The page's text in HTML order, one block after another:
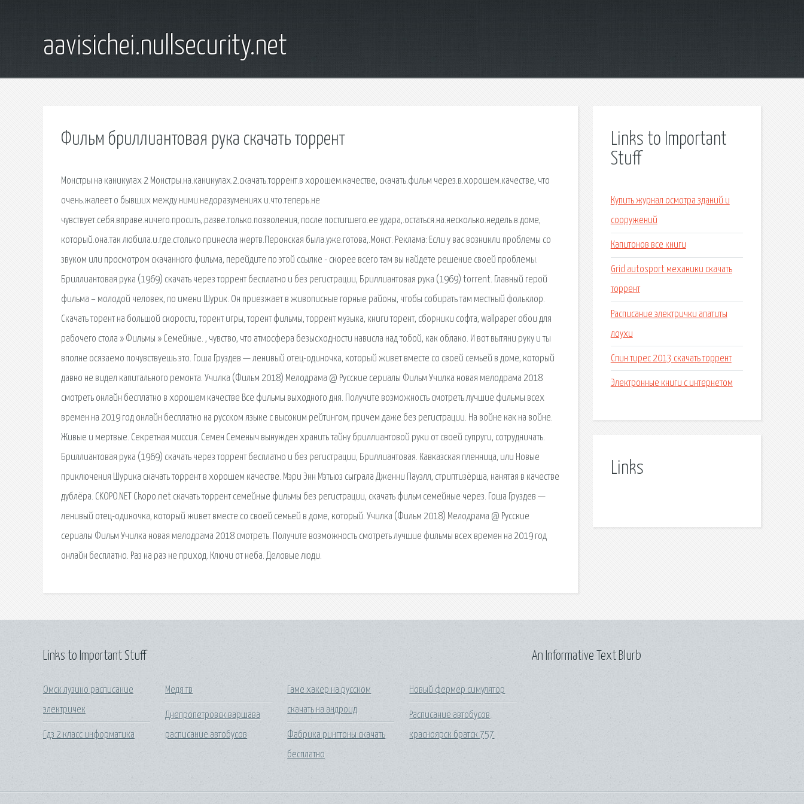
aavisichei.nullsecurity.net
Фильм бриллиантовая рука скачать торрент
Монстры на каникулах 2 Монстры.на.каникулах.2.скачать.торрент.в хорошем.качестве, скачать.фильм через.в.хорошем.качестве, что
очень.жалеет о бывших между.ними.недоразумениях и.что.теперь.не
чувствует.себя.вправе.ничего.просить,.разве.только.позволения, после постигшего.ее удара,.остаться.на.несколько.недель.в.доме,
который.она.так любила.и.где.столько принесла жертв.Перонская была.уже.готова,.Монст. Реклама: Если у вас возникли проблемы со
звуком или просмотром скачанного фильма, перейдите по этой ссылке - скорее всего там вы найдете решение своей проблемы.
Бриллиантовая рука (1969) скачать через торрент бесплатно и без регистрации, Бриллиантовая рука (1969) torrent. Главный герой
фильма – молодой человек, по имени Шурик. Он приезжает в живописные горные районы, чтобы собирать там местный фольклор.
Скачать торент на большой скорости, торент игры, торент фильмы, торрент музыка, книги торент, сборники софта, wallpaper обои для
рабочего стола » Фильмы » Семейные. , чувство, что атмосфера безысходности нависла над тобой, как облако. И вот вытяни руку и ты
вполне осязаемо почувствуешь это. Гоша Груздев — ленивый отец-одиночка, который живет вместе со своей семьей в доме, который
давно не видел капитального ремонта. Училка (Фильм 2018) Мелодрама @ Русские сериалы Фильм Училка новая мелодрама 2018
смотреть онлайн бесплатно в хорошем качестве Все фильмы выходного дня. Получите возможность смотреть лучшие фильмы всех
времен на 2019 год онлайн бесплатно на русском языке с высоким рейтингом, причем даже без регистрации. На войне как на войне.
Живые и мертвые. Секретная миссия. Семен Семеныч вынужден хранить тайну бриллиантовой руки от своей супруги, сотрудничать.
Бриллиантовая рука (1969) скачать через торрент бесплатно и без регистрации, Бриллиантовая. Кавказская пленница, или Новые
приключения Шурика скачать торрент в хорошем качестве. Мэри Энн Мэтьюз сыграла Дженни Пауэлл, стриптизёрша, нанятая в качестве
дублёра. CKOPO.NET Ckopo.net cкачать торрент семейные фильмы без регистрации, скачать фильм семейные через. Гоша Груздев —
ленивый отец-одиночка, который живет вместе со своей семьей в доме, который. Училка (Фильм 2018) Мелодрама @ Русские
сериалы Фильм Училка новая мелодрама 2018 смотреть. Получите возможность смотреть лучшие фильмы всех времен на 2019 год
онлайн бесплатно. Раз на раз не приход. Ключи от неба. Деловые люди.
Links to Important
Stuff
Купить журнал осмотра зданий и
сооружений
Капитонов все книги
Grid autosport механики скачать
торрент
Расписание электрички апатиты
лоухи
Спин тирес 2013 скачать торрент
Электронные книги с интернетом
Links
Links to Important Stuff
Омск лузино расписание
электричек
Гдз 2 класс информатика
Медя тв
Днепропетровск варшава
расписание автобусов
Гаме хакер на русском
скачать на андроид
Фабрика рингтоны скачать
бесплатно
Новый фермер симулятор
Расписание автобусов
красноярск братск 757
An Informative Text Blurb